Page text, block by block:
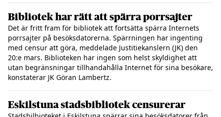
Bibliotek har rätt att spärra porrsajter
Det är fritt fram för bibliotek att fortsätta spärra Internets
porrsajter på besöksdatorerna. Spärrningen har ingenting
med censur att göra, meddelade Justitiekanslern (JK) den
20:e mars. Biblioteken har ingen som helst skyldighet att
utan begränsningar tillhandahålla Internet för sina besökare,
konstaterar JK Göran Lambertz.
Eskilstuna stadsbibliotek censurerar